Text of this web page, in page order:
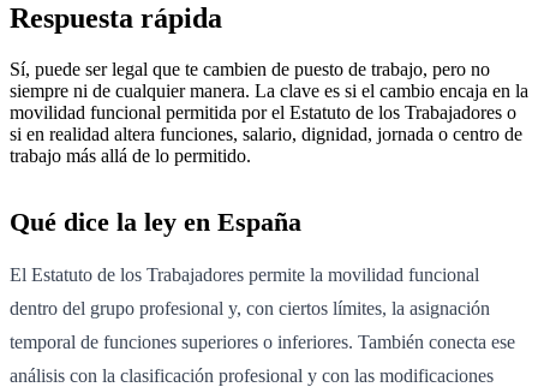
Respuesta rápida
Sí, puede ser legal que te cambien de puesto de trabajo, pero no
siempre ni de cualquier manera. La clave es si el cambio encaja en la
movilidad funcional permitida por el Estatuto de los Trabajadores o
si en realidad altera funciones, salario, dignidad, jornada o centro de
trabajo más allá de lo permitido.
Qué dice la ley en España
El Estatuto de los Trabajadores permite la movilidad funcional
dentro del grupo profesional y, con ciertos límites, la asignación
temporal de funciones superiores o inferiores. También conecta ese
análisis con la clasificación profesional y con las modificaciones